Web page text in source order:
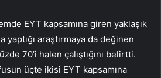
EYT kapsamına giren yaklaşık
yaptığı araştırmaya da değinen
70’i halen çalıştığını belirtti.
üçte ikisi EYT kapsamına